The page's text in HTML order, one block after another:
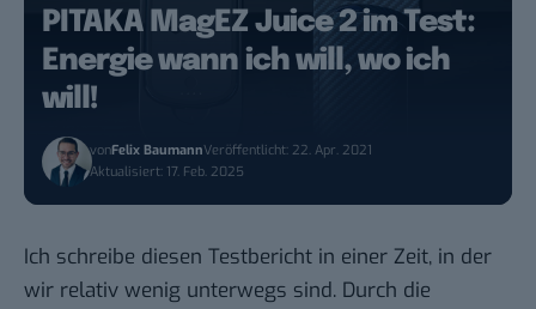
PITAKA MagEZ Juice 2 im Test:
Energie wann ich will, wo ich
will!
vonFelix BaumannVeröffentlicht: 22. Apr. 2021
Aktualisiert: 17. Feb. 2025
Ich schreibe diesen Testbericht in einer Zeit, in der
wir relativ wenig unterwegs sind. Durch die